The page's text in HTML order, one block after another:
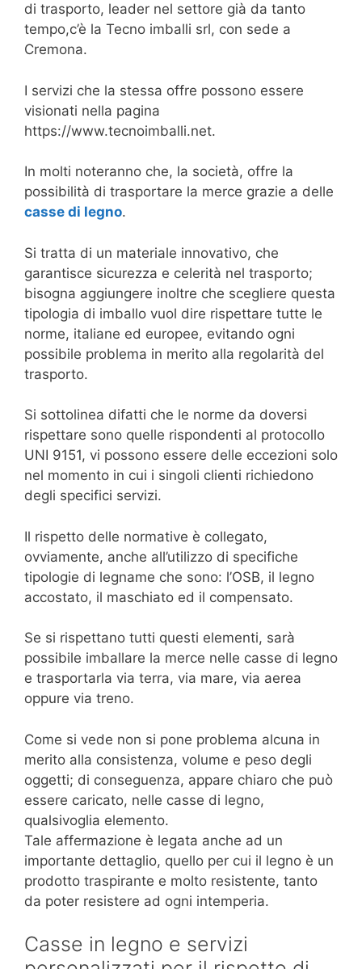
di trasporto, leader nel settore già da tanto
tempo,c’è la Tecno imballi srl, con sede a
Cremona.
I servizi che la stessa offre possono essere
visionati nella pagina
https://www.tecnoimballi.net.
In molti noteranno che, la società, offre la
possibilità di trasportare la merce grazie a delle
casse di legno.
Si tratta di un materiale innovativo, che
garantisce sicurezza e celerità nel trasporto;
bisogna aggiungere inoltre che scegliere questa
tipologia di imballo vuol dire rispettare tutte le
norme, italiane ed europee, evitando ogni
possibile problema in merito alla regolarità del
trasporto.
Si sottolinea difatti che le norme da doversi
rispettare sono quelle rispondenti al protocollo
UNI 9151, vi possono essere delle eccezioni solo
nel momento in cui i singoli clienti richiedono
degli specifici servizi.
Il rispetto delle normative è collegato,
ovviamente, anche all’utilizzo di specifiche
tipologie di legname che sono: l’OSB, il legno
accostato, il maschiato ed il compensato.
Se si rispettano tutti questi elementi, sarà
possibile imballare la merce nelle casse di legno
e trasportarla via terra, via mare, via aerea
oppure via treno.
Come si vede non si pone problema alcuna in
merito alla consistenza, volume e peso degli
oggetti; di conseguenza, appare chiaro che può
essere caricato, nelle casse di legno,
qualsivoglia elemento.
Tale affermazione è legata anche ad un
importante dettaglio, quello per cui il legno è un
prodotto traspirante e molto resistente, tanto
da poter resistere ad ogni intemperia.
Casse in legno e servizi